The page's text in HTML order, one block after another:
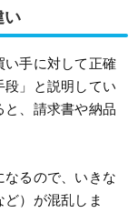
い
い手に対して正確
」と説明してい
と、請求書や納品
るので、いきな
）が混乱しま